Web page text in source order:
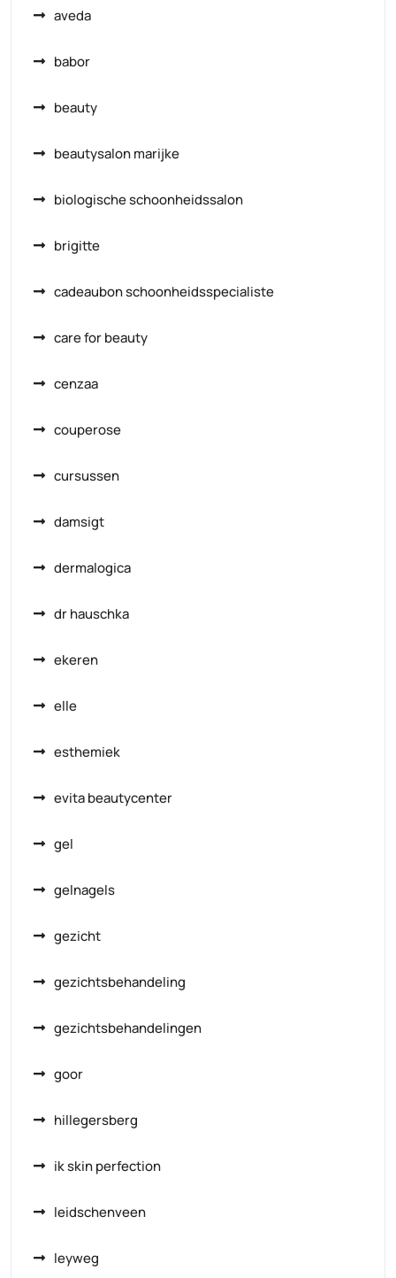
aveda
babor
beauty
beautysalon marijke
biologische schoonheidssalon
brigitte
cadeaubon schoonheidsspecialiste
care for beauty
cenzaa
couperose
cursussen
damsigt
dermalogica
dr hauschka
ekeren
elle
esthemiek
evita beautycenter
gel
gelnagels
gezicht
gezichtsbehandeling
gezichtsbehandelingen
goor
hillegersberg
ik skin perfection
leidschenveen
leyweg